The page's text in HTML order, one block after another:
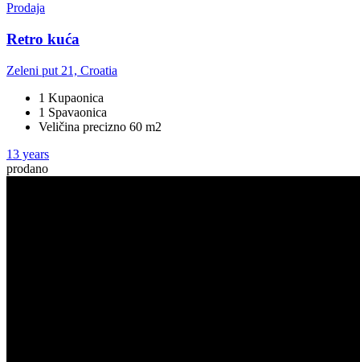
Prodaja
Retro kuća
Zeleni put 21, Croatia
1 Kupaonica
1 Spavaonica
Veličina precizno 60 m2
13 years
prodano